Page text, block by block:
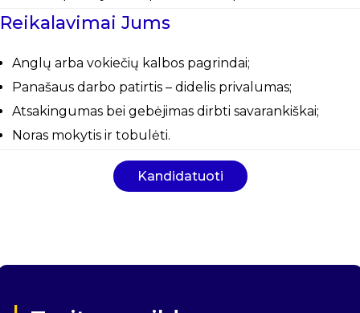
Reikalavimai Jums
Anglų arba vokiečių kalbos pagrindai;
Panašaus darbo patirtis – didelis privalumas;
Atsakingumas bei gebėjimas dirbti savarankiškai;
Noras mokytis ir tobulėti.
Kandidatuoti